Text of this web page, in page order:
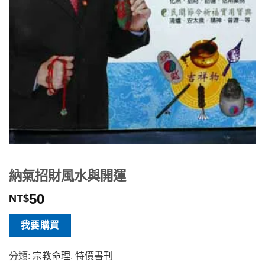
納氣招財風水與開運
NT$50
我要購買
分類: 宗教命理, 特價書刊